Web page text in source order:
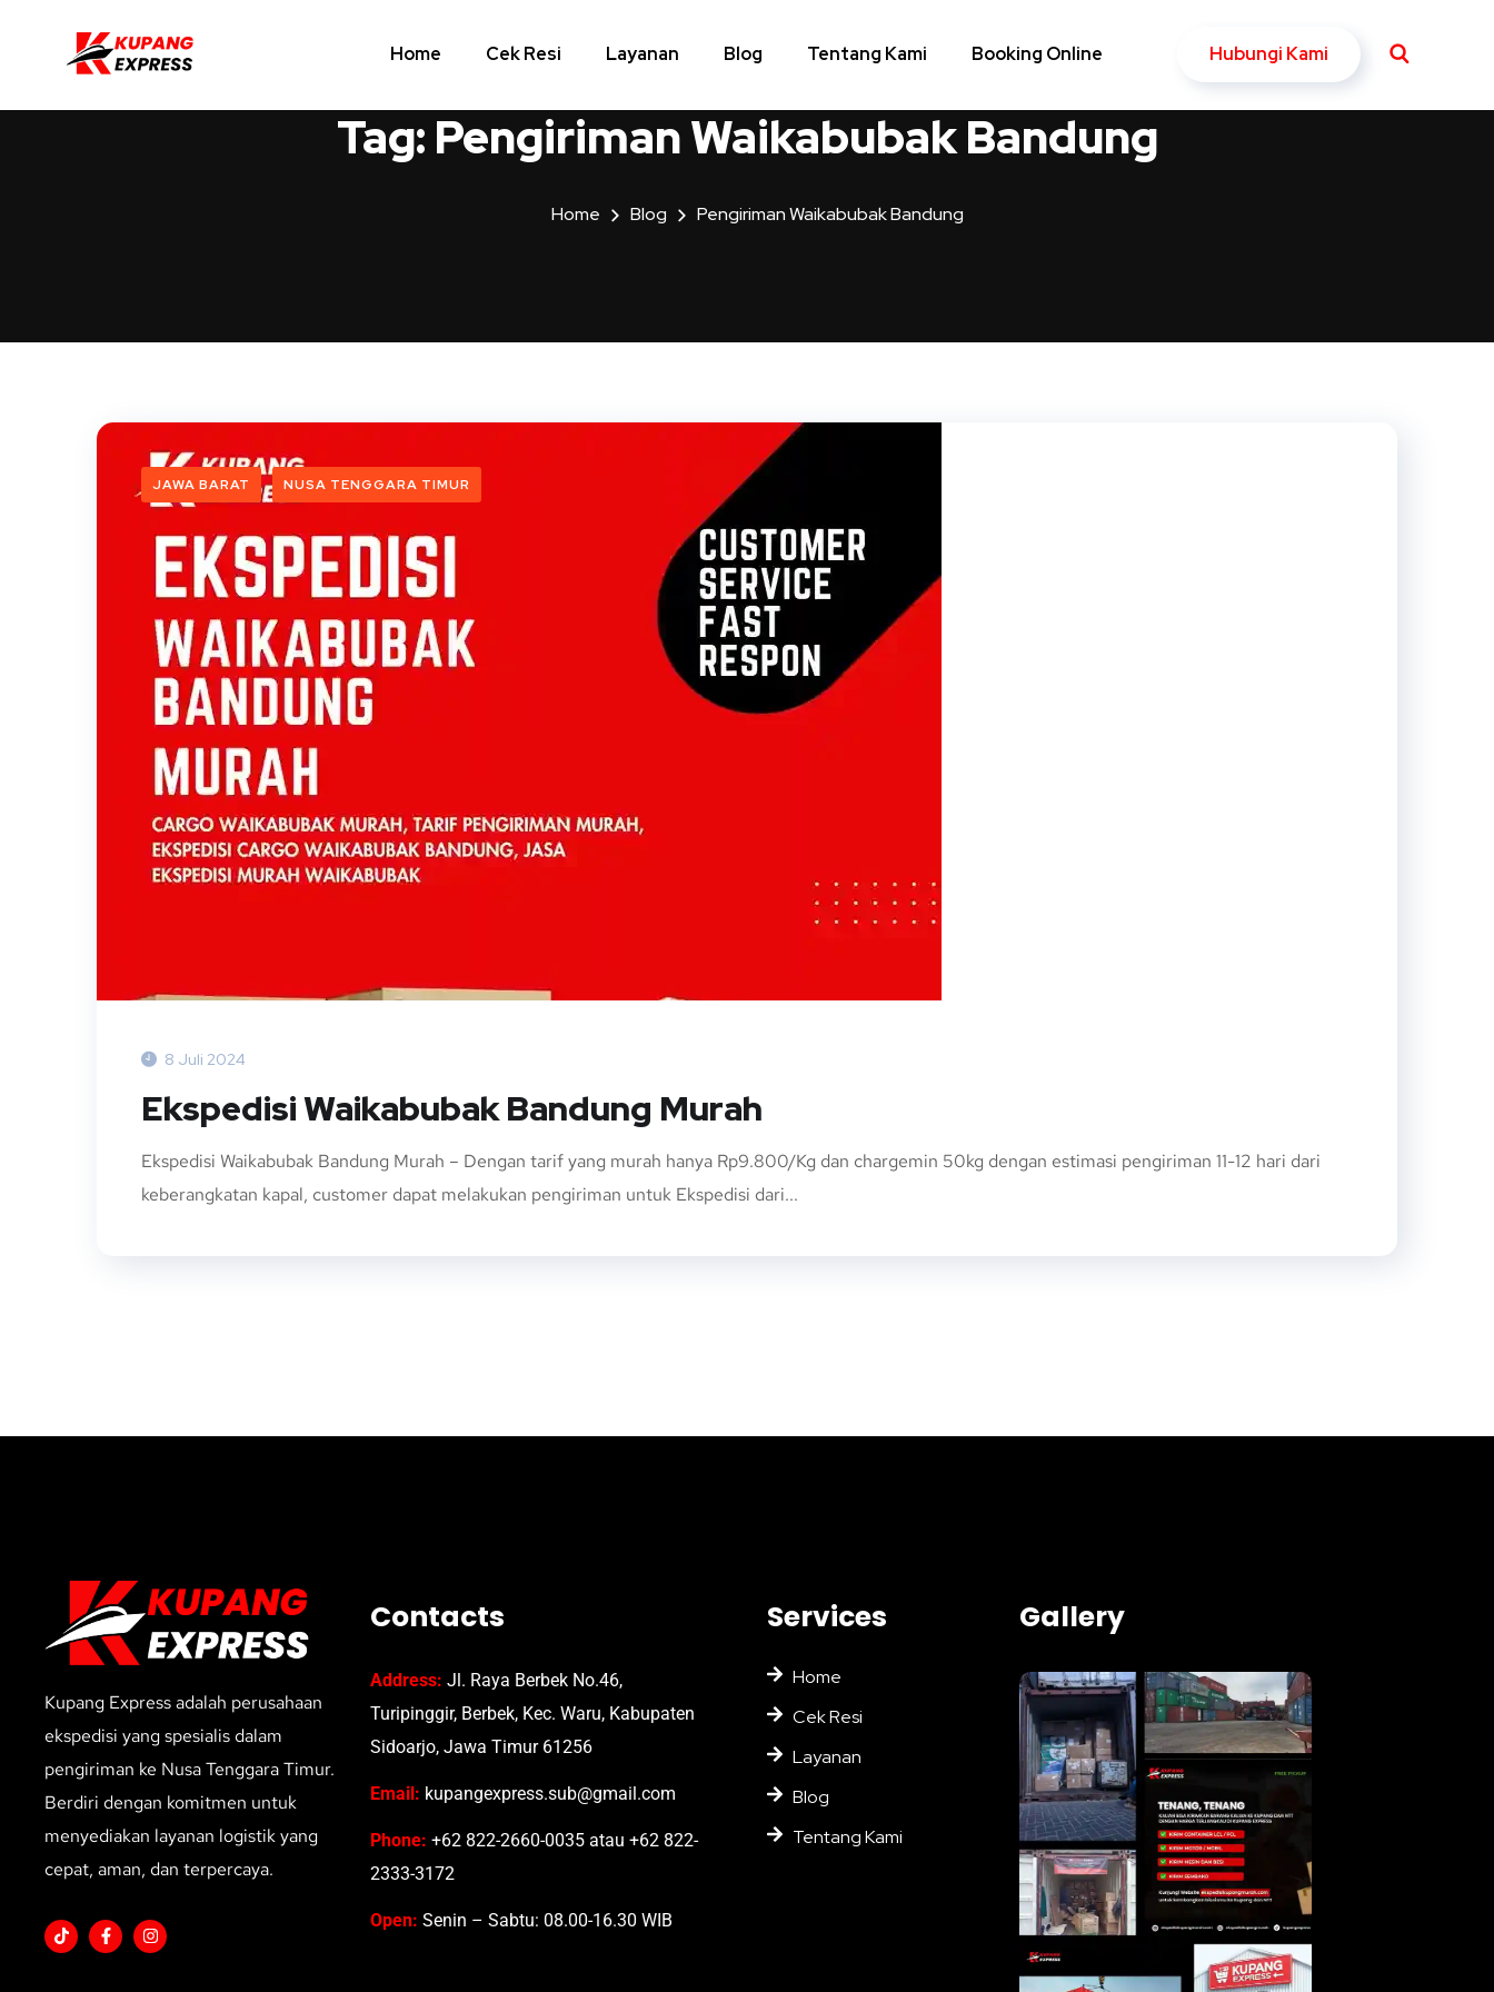
Home Cek Resi Layanan Blog Tentang Kami Booking Online Hubungi Kami
Tag: Pengiriman Waikabubak Bandung
Home Blog Pengiriman Waikabubak Bandung
JAWA BARAT NUSA TENGGARA TIMUR
8 Juli 2024
Ekspedisi Waikabubak Bandung Murah
Ekspedisi Waikabubak Bandung Murah – Dengan tarif yang murah hanya Rp9.800/Kg dan chargemin 50kg dengan estimasi pengiriman 11-12 hari dari
keberangkatan kapal, customer dapat melakukan pengiriman untuk Ekspedisi dari...
Kupang Express adalah perusahaan
ekspedisi yang spesialis dalam
pengiriman ke Nusa Tenggara Timur.
Berdiri dengan komitmen untuk
menyediakan layanan logistik yang
cepat, aman, dan terpercaya.
Contacts
Address: Jl. Raya Berbek No.46,
Turipinggir, Berbek, Kec. Waru, Kabupaten
Sidoarjo, Jawa Timur 61256
Email: kupangexpress.sub@gmail.com
Phone: +62 822-2660-0035 atau +62 822-
2333-3172
Open: Senin – Sabtu: 08.00-16.30 WIB
Services
Home
Cek Resi
Layanan
Blog
Tentang Kami
Gallery